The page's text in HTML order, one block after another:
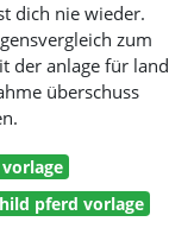
dich nie wieder.
zum
der anlage für land
überschuss
pferd vorlage